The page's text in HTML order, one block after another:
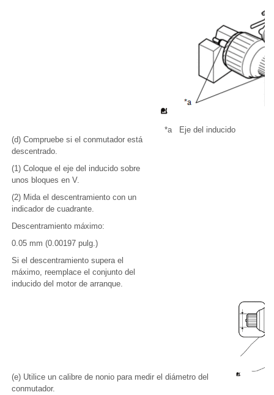
(d) Compruebe si el conmutador está
descentrado.
(1) Coloque el eje del inducido sobre
unos bloques en V.
(2) Mida el descentramiento con un
indicador de cuadrante.
Descentramiento máximo:
0.05 mm (0.00197 pulg.)
Si el descentramiento supera el
máximo, reemplace el conjunto del
inducido del motor de arranque.
*a Eje del inducido
(e) Utilice un calibre de nonio para medir el diámetro del
conmutador.